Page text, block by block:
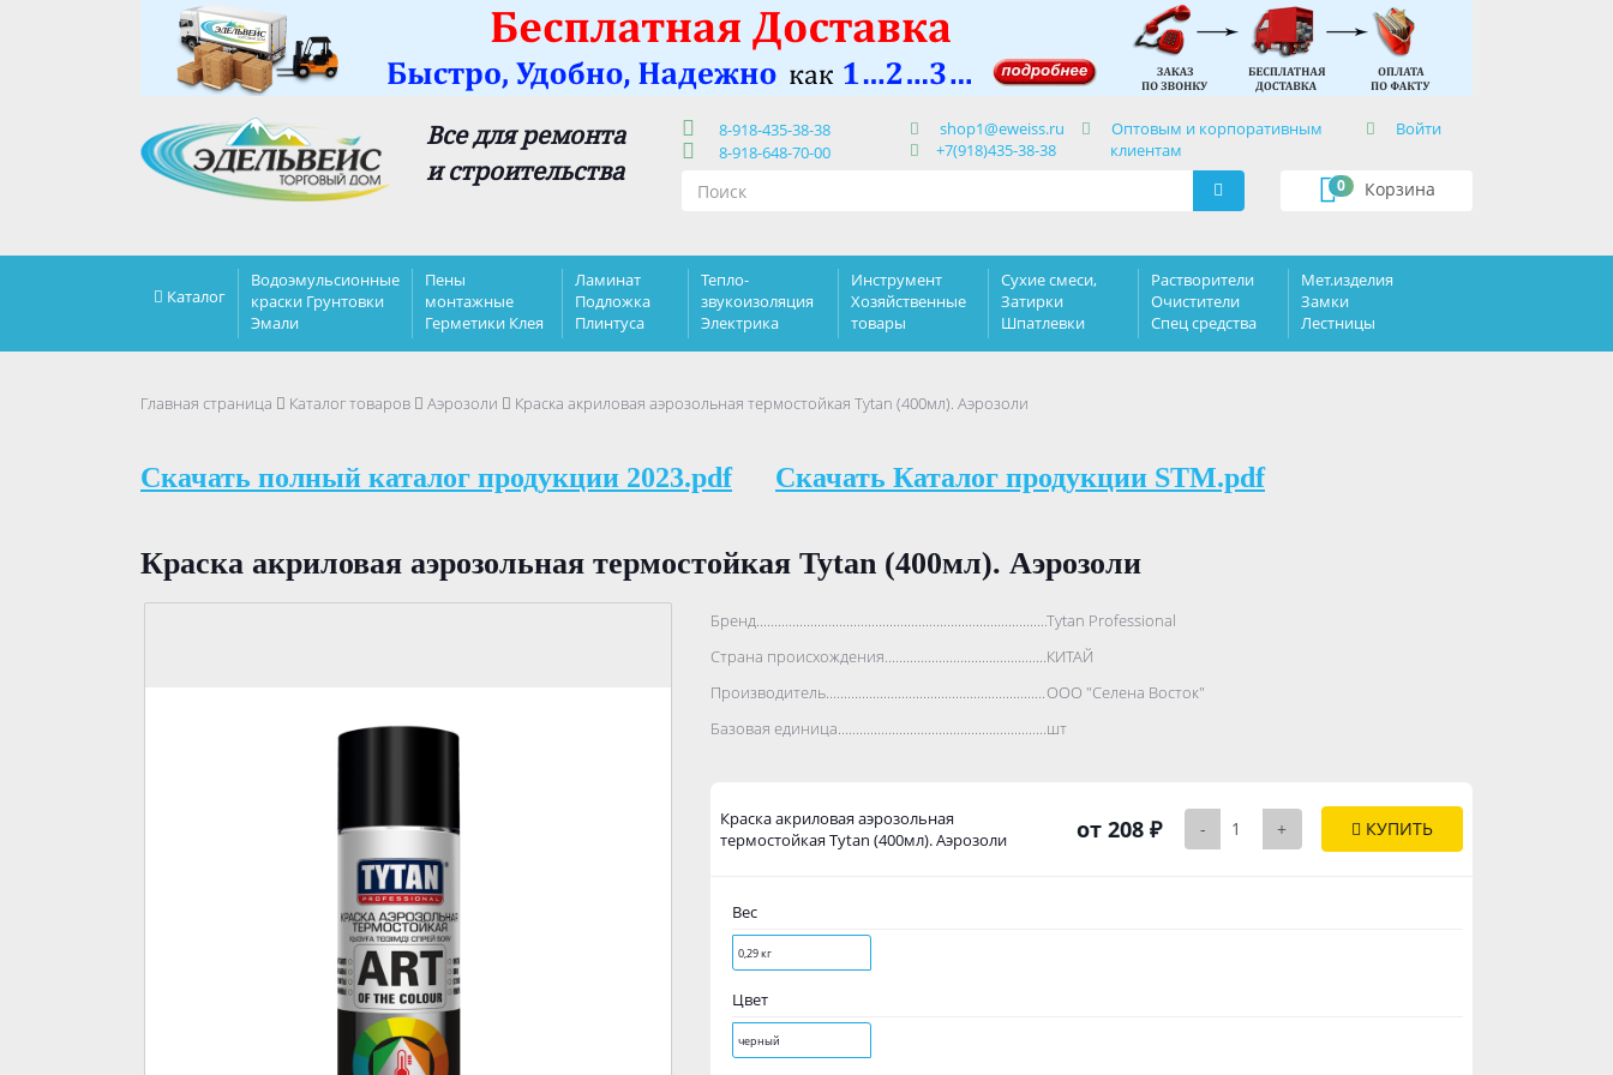
Все для ремонта
и строительства
8-918-435-38-38
8-918-648-70-00
shop1@eweiss.ru
+7(918)435-38-38
Оптовым и корпоративным
клиентам
Войти
Корзина
0
Каталог
Водоэмульсионные
краски Грунтовки
Эмали
Пены
монтажные
Герметики Клея
Ламинат
Подложка
Плинтуса
Тепло-
звукоизоляция
Электрика
Инструмент
Хозяйственные
товары
Сухие смеси,
Затирки
Шпатлевки
Растворители
Очистители
Спец средства
Мет.изделия
Замки
Лестницы
Главная страница Каталог товаров Аэрозоли Краска акриловая аэрозольная термостойкая Tytan (400мл). Аэрозоли
Скачать полный каталог продукции 2023.pdf Скачать Каталог продукции STM.pdf
Краска акриловая аэрозольная термостойкая Tytan (400мл). Аэрозоли
Бренд..................................................................................Tytan Professional
Страна происхождения..................................................................................
КИТАЙ
Производитель..................................................................................ООО "Селена Восток"
Базовая единица..................................................................................
шт
Краска акриловая аэрозольная
термостойкая Tytan (400мл). Аэрозоли
от 208 ₽ - + КУПИТЬ
Вес
0,29 кг
Цвет
черный